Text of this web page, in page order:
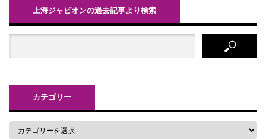
上海ジャピオンの過去記事より検索
カテゴリー